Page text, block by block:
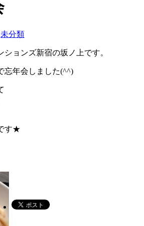
未分類
ョンズ新宿の坂ノ上です。
忘年会しました(^^)
す★